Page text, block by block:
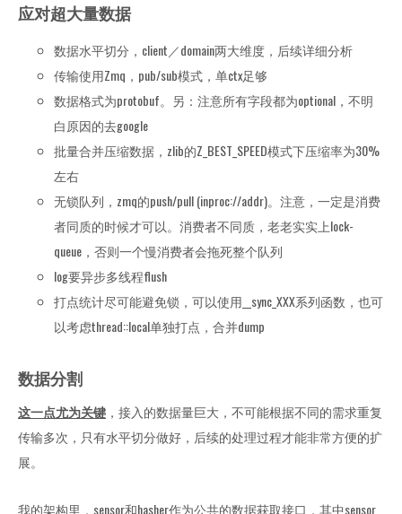
应对超大量数据
数据水平切分，client／domain两大维度，后续详细分析
传输使用Zmq，pub/sub模式，单ctx足够
数据格式为protobuf。另：注意所有字段都为optional，不明
白原因的去google
批量合并压缩数据，zlib的Z_BEST_SPEED模式下压缩率为30%
左右
无锁队列，zmq的push/pull (inproc://addr)。注意，一定是消费
者同质的时候才可以。消费者不同质，老老实实上lock-
queue，否则一个慢消费者会拖死整个队列
log要异步多线程flush
打点统计尽可能避免锁，可以使用__sync_XXX系列函数，也可
以考虑thread::local单独打点，合并dump
数据分割
这一点尤为关键 ，接入的数据量巨大，不可能根据不同的需求重复
传输多次，只有水平切分做好，后续的处理过程才能非常方便的扩
展。
我的架构里，sensor和hasher作为公共的数据获取接口，其中sensor